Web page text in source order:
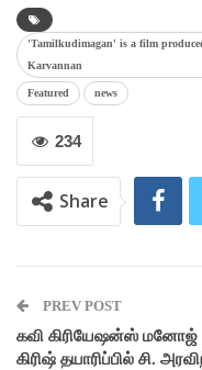
'Tamilkudimagan' is a film
Karvannan
Featured news
234
Share
PREV POST
கவி கிரியேஷன்ஸ் மனோஜ்
கிரிஷ் தயாரிப்பில் சி.